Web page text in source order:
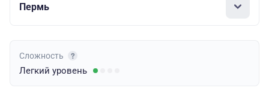
Пермь
Сложность
Легкий уровень